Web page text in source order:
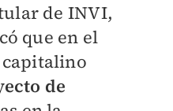
de INVI,
que en el
capitalino
de